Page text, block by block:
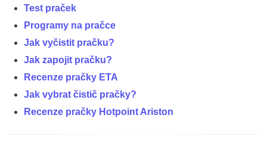
Test praček
Programy na pračce
Jak vyčistit pračku?
Jak zapojit pračku?
Recenze pračky ETA
Jak vybrat čistič pračky?
Recenze pračky Hotpoint Ariston